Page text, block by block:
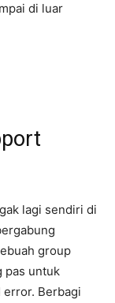
di luar
lagi sendiri di
group
pas untuk
error. Berbagi